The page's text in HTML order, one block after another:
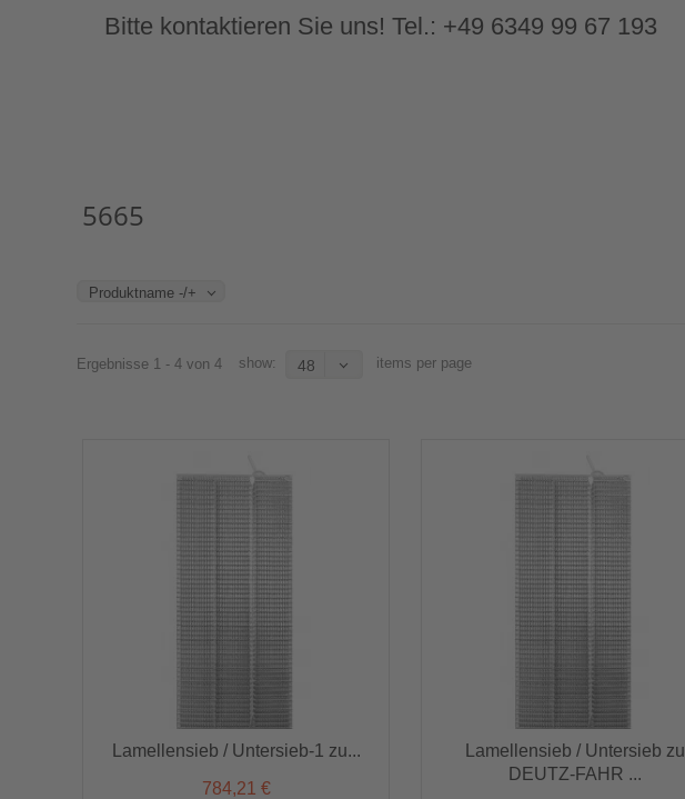
Bitte kontaktieren Sie uns! Tel.: +49 6349 99 67 193
5665
Produktname -/+
Ergebnisse 1 - 4 von 4 show: 48 items per page
Lamellensieb / Untersieb-1 zu...
784,21 €
Lamellensieb / Untersieb-1 zu...
Lamellensieb / Untersieb zu
DEUTZ-FAHR ...
Lamellensieb / Untersieb zu
DEUTZ-FAHR ...
641,41 €